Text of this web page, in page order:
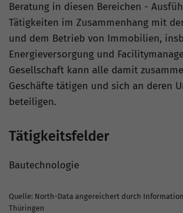
Beratung in diesen Bereichen -
Tätigkeiten im Zusammenhang mit
und dem Betrieb von Immobilien,
Energieversorgung und
Gesellschaft kann alle damit
Geschäfte tätigen und sich an deren
beteiligen.
Tätigkeitsfelder
Bautechnologie
Quelle: North-Data angereichert durch
Thüringen